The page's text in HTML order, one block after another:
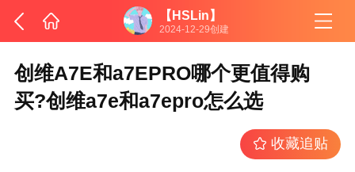
【HSLin】
2024-12-29创建
创维A7E和a7EPRO哪个更值得购
买?创维a7e和a7epro怎么选
收藏追贴